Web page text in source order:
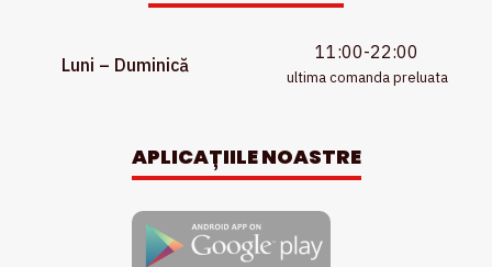
Luni – Duminică
11:00-22:00
ultima comanda preluata
APLICAȚIILE NOASTRE